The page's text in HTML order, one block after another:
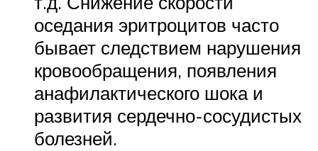
оседания эритроцитов часто
бывает следствием нарушения
кровообращения, появления
анафилактического шока и
развития сердечно-сосудистых
болезней.